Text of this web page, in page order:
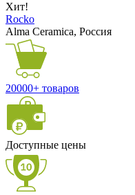
Хит!
Rocko
Alma Ceramica, Россия
20000+ товаров
Доступные цены